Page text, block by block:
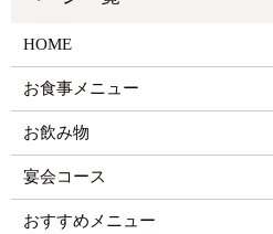
HOME
お食事メニュー
お飲み物
宴会コース
おすすめメニュー